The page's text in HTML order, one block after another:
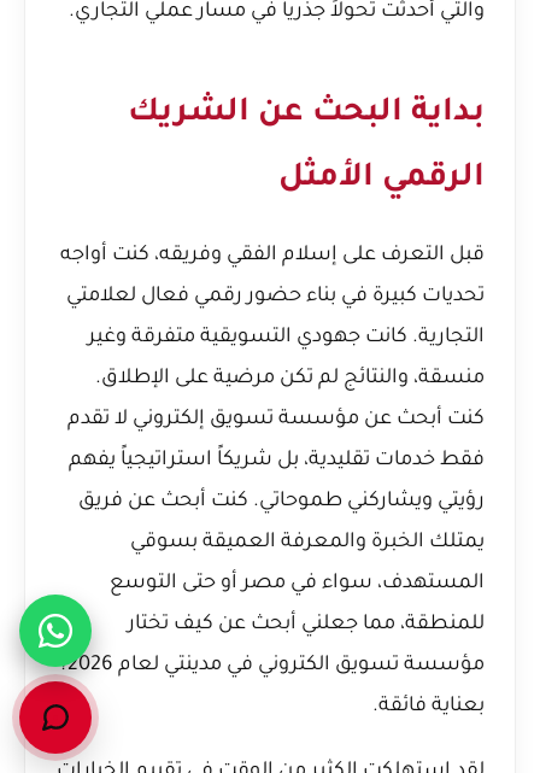
والتي أحدثت تحولاً جذرياً في مسار عملي التجاري.
بداية البحث عن الشريك
الرقمي الأمثل
قبل التعرف على إسلام الفقي وفريقه، كنت أواجه
تحديات كبيرة في بناء حضور رقمي فعال لعلامتي
التجارية. كانت جهودي التسويقية متفرقة وغير
منسقة، والنتائج لم تكن مرضية على الإطلاق.
كنت أبحث عن مؤسسة تسويق إلكتروني لا تقدم
فقط خدمات تقليدية، بل شريكاً استراتيجياً يفهم
رؤيتي ويشاركني طموحاتي. كنت أبحث عن فريق
يمتلك الخبرة والمعرفة العميقة بسوقي
المستهدف، سواء في مصر أو حتى التوسع
للمنطقة، مما جعلني أبحث عن كيف تختار
مؤسسة تسويق الكتروني في مدينتي لعام 2026؟
بعناية فائقة.